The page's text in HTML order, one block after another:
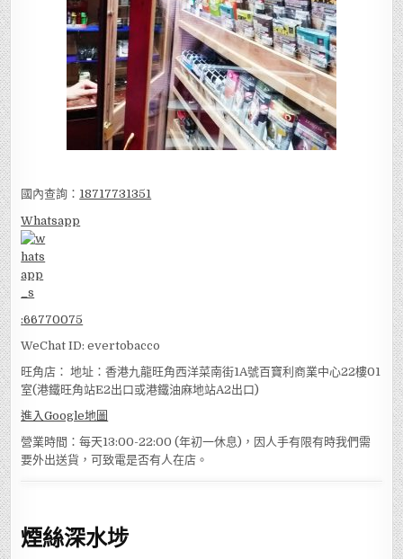
國內查詢： 18717731351
Whatsapp
:66770075
WeChat ID: evertobacco
旺角店： 地址：香港九龍旺角西洋菜南街1A號百寶利商業中心22樓01
室(港鐵旺角站E2出口或港鐵油麻地站A2出口)
進入Google地圖
營業時間：每天13:00-22:00 (年初一休息)，因人手有限有時我們需
要外出送貨，可致電是否有人在店。
煙絲深水埗